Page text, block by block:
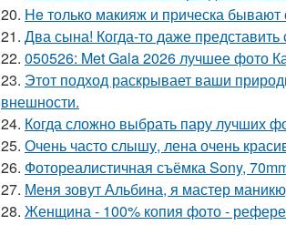
20. He только макияж и прическа
21. Два сына! Когда-то даже
22. 050526: Met Gala 2026 лучшее фото
23. Этот подход раскрывает ваши
внешности.
24. Когда сложно выбрать пару лучших
25. Очень часто слышу, лена очень
26. Фотореалистичная съёмка Sony,
27. Меня зовут Альбина, я мастер
28. Женщина - 100% копия фото -